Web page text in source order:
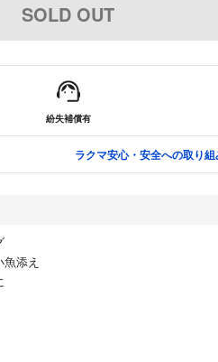
SOLD OUT
紛失補償有
ラクマ安心・安全への取り組
添え